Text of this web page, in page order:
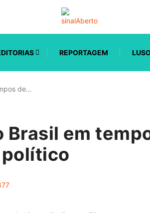
REPORTAGEM
de…
Brasil em